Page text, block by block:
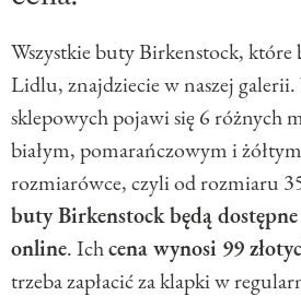
Wszystkie buty Birkenstock, które
Lidlu, znajdziecie w naszej galerii.
sklepowych pojawi się 6 różnych
białym, pomarańczowym i
rozmiarówce, czyli od rozmiaru
buty Birkenstock będą
online. Ichcena wynosi 99
trzeba zapłacić za klapki w